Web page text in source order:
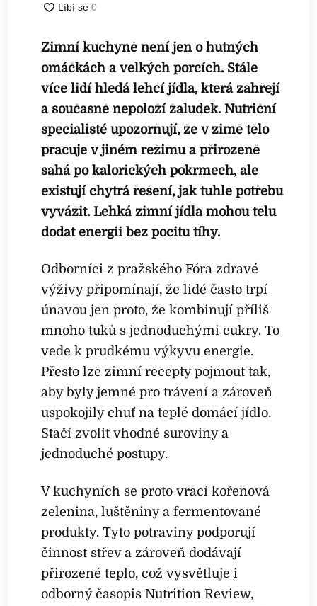
Zimní kuchyně není jen o hutných
omáčkách a velkých porcích. Stále
více lidí hledá lehčí jídla, která zahřejí
a současně nepoloží žaludek. Nutriční
specialisté upozorňují, že v zimě tělo
pracuje v jiném režimu a přirozeně
sahá po kalorických pokrmech, ale
existují chytrá řešení, jak tuhle potřebu
vyvážit. Lehká zimní jídla mohou tělu
dodat energii bez pocitu tíhy.
Odborníci z pražského Fóra zdravé
výživy připomínají, že lidé často trpí
únavou jen proto, že kombinují příliš
mnoho tuků s jednoduchými cukry. To
vede k prudkému výkyvu energie.
Přesto lze zimní recepty pojmout tak,
aby byly jemné pro trávení a zároveň
uspokojily chuť na teplé domácí jídlo.
Stačí zvolit vhodné suroviny a
jednoduché postupy.
V kuchyních se proto vrací kořenová
zelenina, luštěniny a fermentované
produkty. Tyto potraviny podporují
činnost střev a zároveň dodávají
přirozené teplo, což vysvětluje i
odborný časopis Nutrition Review,